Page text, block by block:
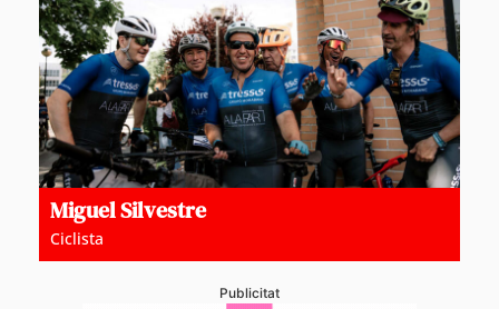
Miguel Silvestre
Ciclista
Publicitat